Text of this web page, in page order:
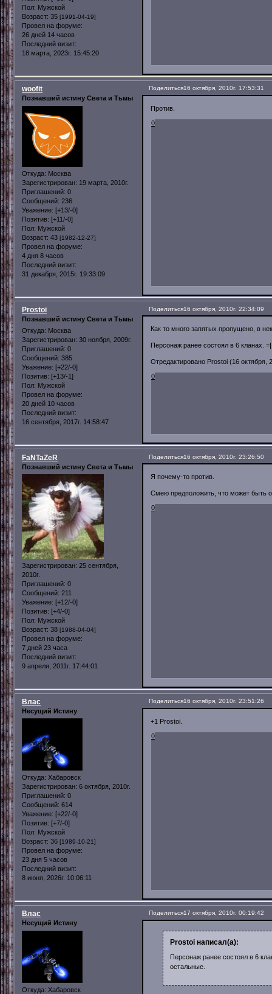
Пол: Мужской
Возраст: 35 [1991-04-19]
Провел на форуме:
26 дней 14 часов
Последний визит:
18 марта, 2023г. 15:45:20
Поделиться16 октября, 2010г. 17:53:31
woofit
Познавший истину Света и Тьмы
Откуда: Москва
Зарегистрирован: 19 марта, 2010г.
Приглашений: 0
Сообщений: 236
Уважение: [+13/-0]
Позитив: [+11/-0]
Пол: Мужской
Возраст: 43 [1982-12-27]
Провел на форуме:
4 дня 8 часов
Последний визит:
31 декабря, 2015г. 19:33:09
Против.
0
Поделиться16 октября, 2010г. 22:34:09
Prostoi
Познавший истину Света и Тьмы
Откуда: Москва
Зарегистрирован: 30 ноября, 2009г.
Приглашений: 0
Сообщений: 385
Уважение: [+22/-0]
Позитив: [+13/-1]
Пол: Мужской
Провел на форуме:
20 дней 10 часов
Последний визит:
16 сентября, 2017г. 14:58:47
Как то много запятых пропущено, в
Персонаж ранее состоял в 6 кланах.
Отредактировано Prostoi (16 октября,
0
Поделиться16 октября, 2010г. 23:26:50
FaNTaZeR
Познавший истину Света и Тьмы
Зарегистрирован: 25 сентября,
2010г.
Приглашений: 0
Сообщений: 211
Уважение: [+12/-0]
Позитив: [+4/-0]
Пол: Мужской
Возраст: 38 [1988-04-04]
Провел на форуме:
7 дней 23 часа
Последний визит:
9 апреля, 2011г. 17:44:01
Я почему-то против.
Смею предположить, что может быть
0
Поделиться16 октября, 2010г. 23:51:26
Влас
Несущий Истину
Откуда: Хабаровск
Зарегистрирован: 6 октября, 2010г.
Приглашений: 0
Сообщений: 614
Уважение: [+22/-0]
Позитив: [+7/-0]
Пол: Мужской
Возраст: 36 [1989-10-21]
Провел на форуме:
23 дня 5 часов
Последний визит:
8 июня, 2026г. 10:06:11
+1 Prostoi.
0
Поделиться17 октября, 2010г. 00:19:42
Влас
Несущий Истину
Откуда: Хабаровск
Prostoi написал(а):
Персонаж ранее состоял в 6
остальные.